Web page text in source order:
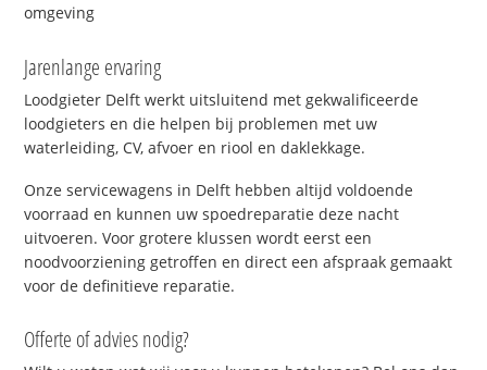
omgeving
Jarenlange ervaring
Loodgieter Delft werkt uitsluitend met gekwalificeerde
loodgieters en die helpen bij problemen met uw
waterleiding, CV, afvoer en riool en daklekkage.
Onze servicewagens in Delft hebben altijd voldoende
voorraad en kunnen uw spoedreparatie deze nacht
uitvoeren. Voor grotere klussen wordt eerst een
noodvoorziening getroffen en direct een afspraak gemaakt
voor de definitieve reparatie.
Offerte of advies nodig?